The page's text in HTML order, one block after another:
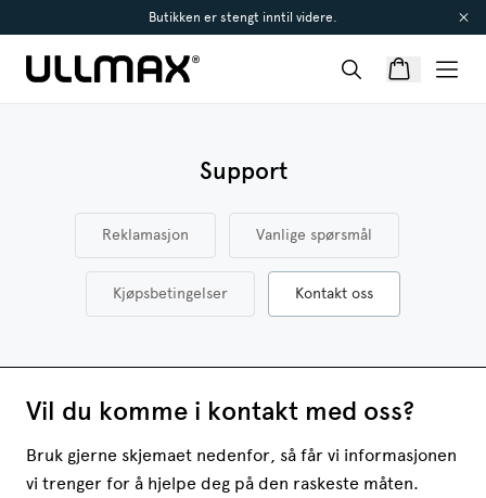
Butikken er stengt inntil videre.
Support
Reklamasjon Vanlige spørsmål
Kjøpsbetingelser Kontakt oss
Vil du komme i kontakt med oss?
Bruk gjerne skjemaet nedenfor, så får vi informasjonen
vi trenger for å hjelpe deg på den raskeste måten.